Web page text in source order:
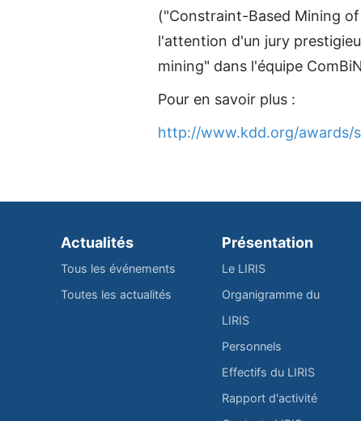
("Constraint-Based Mining
l'attention d'un jury
mining" dans l'équipe
Pour en savoir plus :
http://www.kdd.org/awards/
Actualités
Tous les événements
Toutes les actualités
Présentation
Le LIRIS
Organigramme du
LIRIS
Personnels
Effectifs du LIRIS
Rapport d'activité